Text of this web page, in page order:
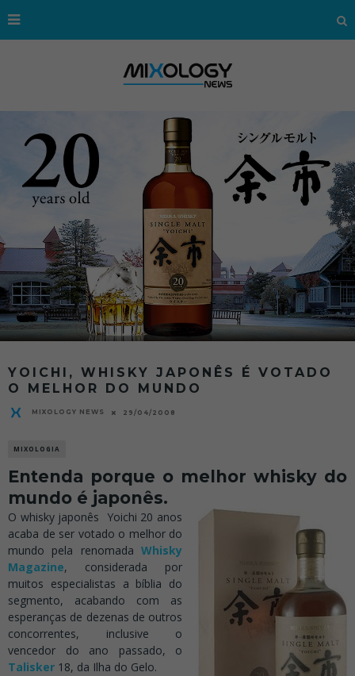
YOICHI, WHISKY JAPONÊS É VOTADO
O MELHOR DO MUNDO
MIXOLOGY NEWS 29/04/2008
MIXOLOGIA
Entenda porque o melhor whisky do
mundo é japonês.
O whisky japonês Yoichi 20 anos
acaba de ser votado o melhor do
mundo pela renomada Whisky
Magazine, considerada por
muitos especialistas a bíblia do
segmento, acabando com as
esperanças de dezenas de outros
concorrentes, inclusive o
vencedor do ano passado, o
Talisker 18, da Ilha do Gelo.